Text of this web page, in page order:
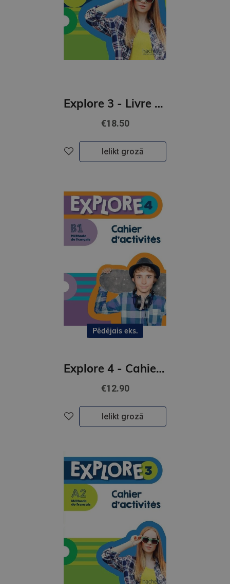
Explore 3 - Livre de l'eleve (A2)
€18.50
Ielikt grozā
Pēdējais eks.
Explore 4 - Cahier d'activites (B1)
€12.90
Ielikt grozā